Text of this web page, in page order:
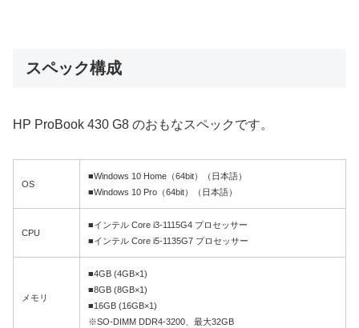
スペック構成
HP ProBook 430 G8 のおもなスペックです。
OS
■Windows 10 Home（64bit）（日本語）
■Windows 10 Pro（64bit）（日本語）
CPU
■インテル Core i3-1115G4 プロセッサー
■インテル Core i5-1135G7 プロセッサー
メモリ
■4GB (4GB×1)
■8GB (8GB×1)
■16GB (16GB×1)
※SO-DIMM DDR4-3200、最大32GB